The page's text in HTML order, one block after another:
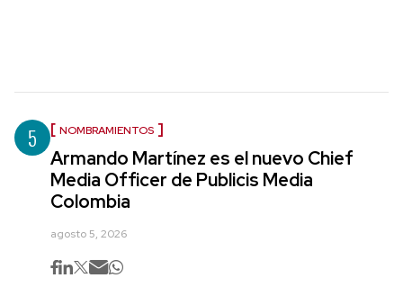
5 NOMBRAMIENTOS
Armando Martínez es el nuevo Chief
Media Officer de Publicis Media
Colombia
agosto 5, 2026